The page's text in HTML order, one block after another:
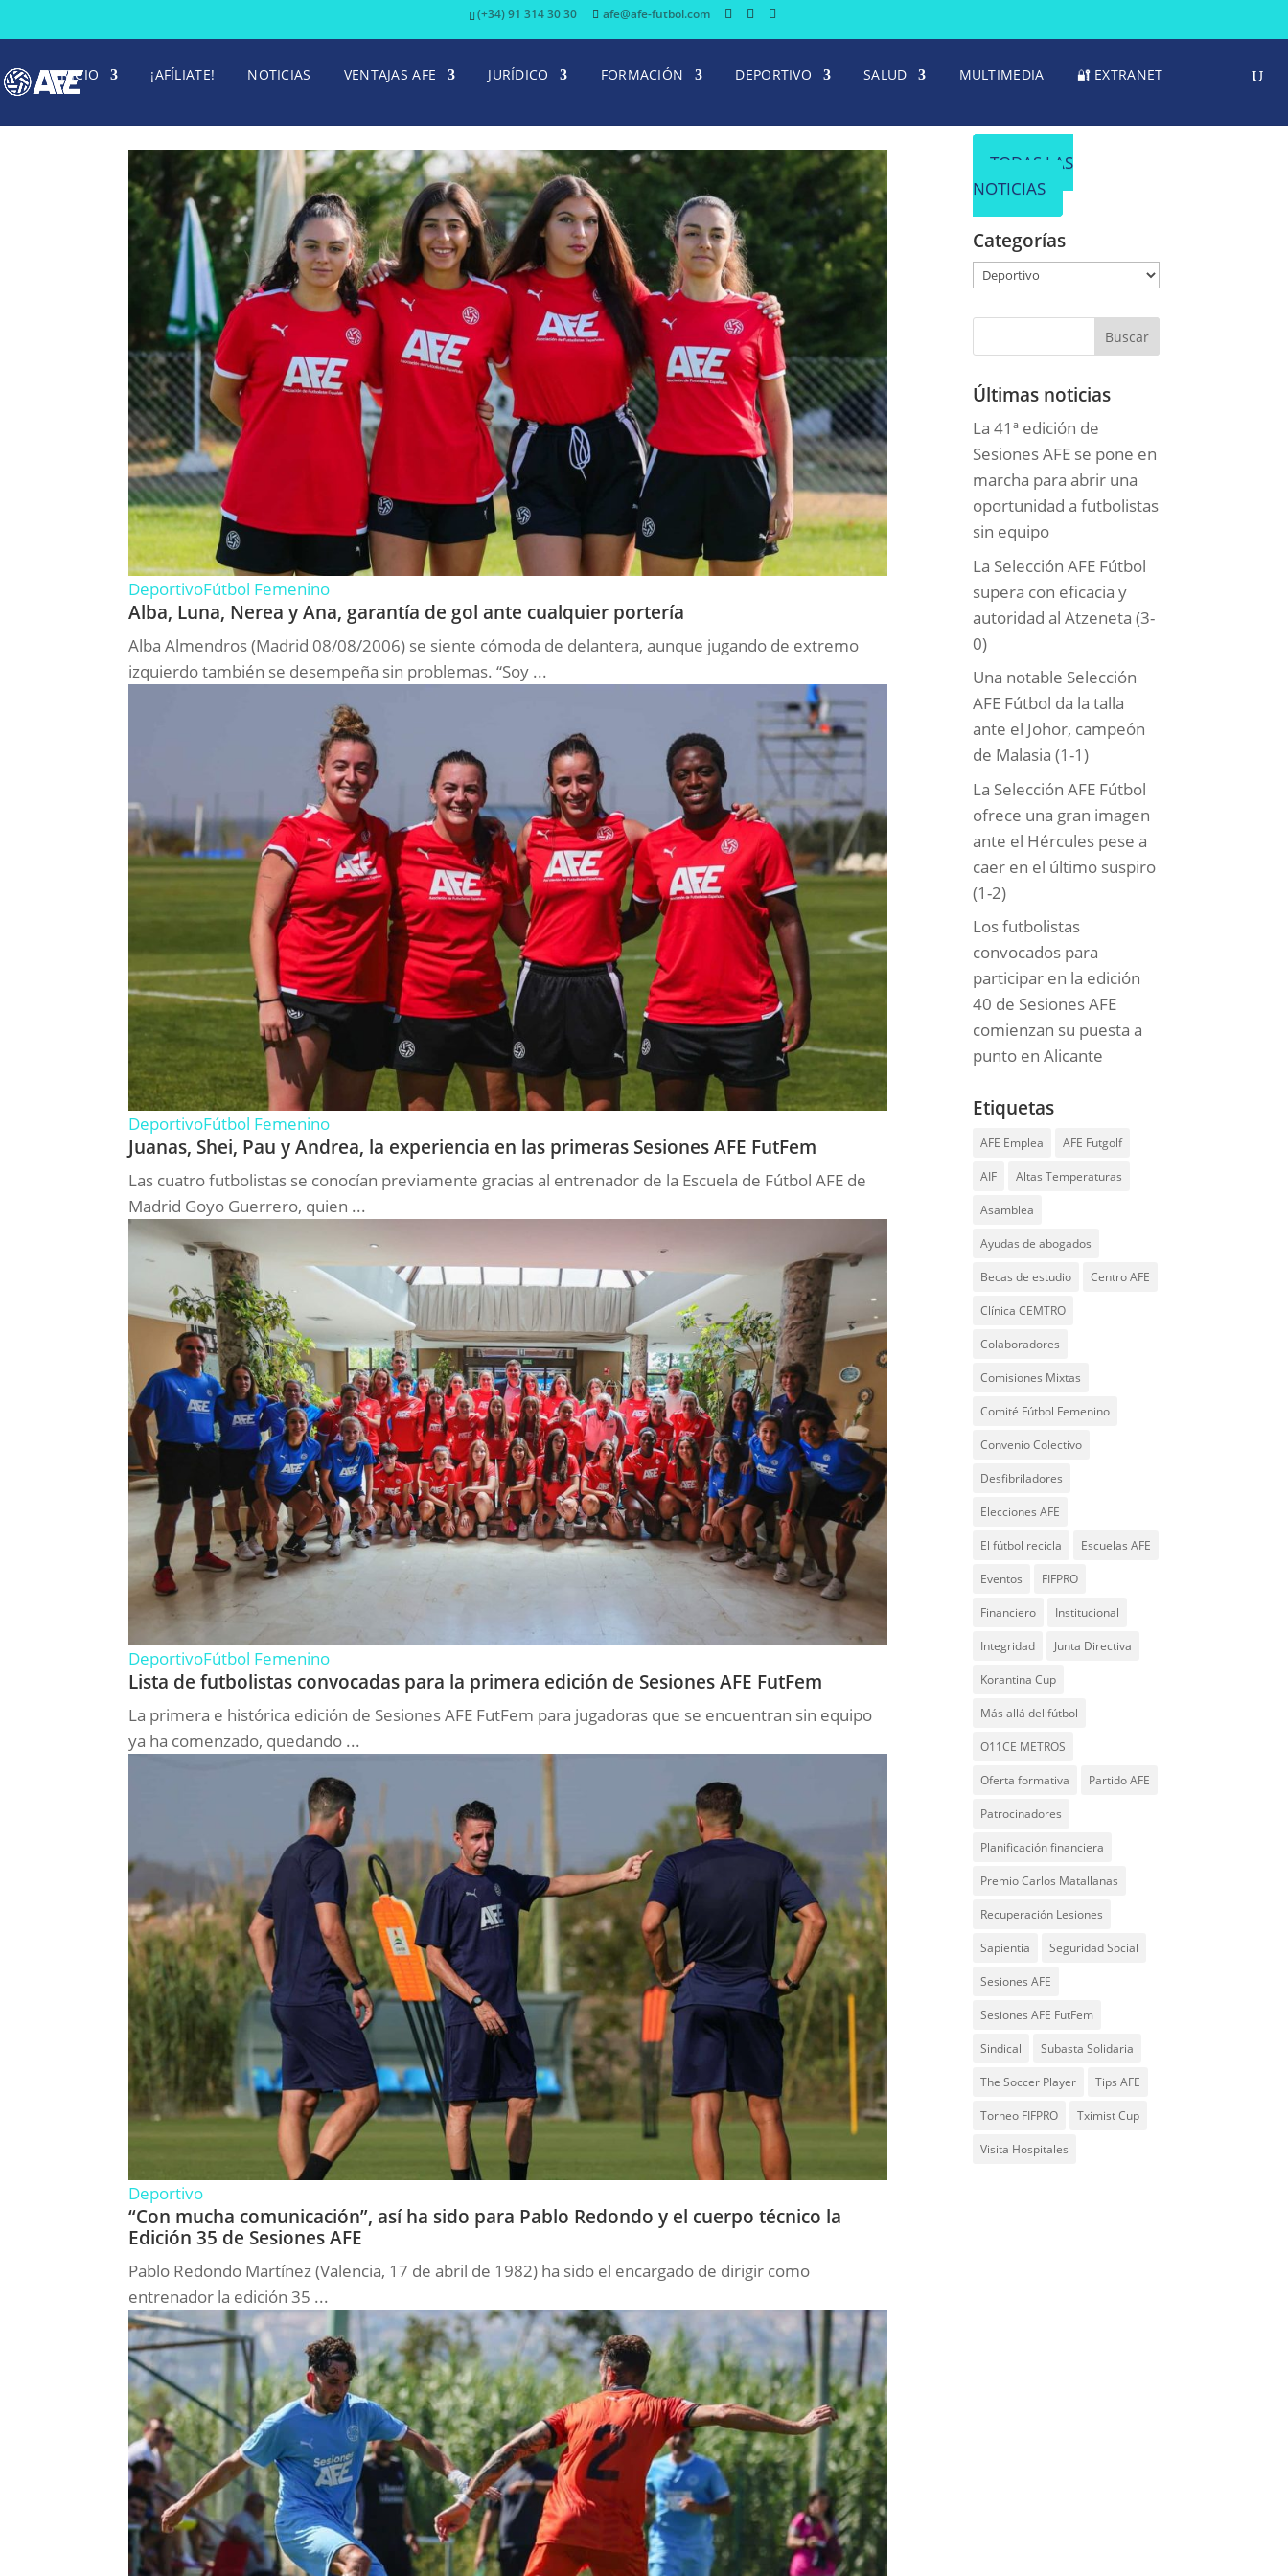
(+34) 91 314 30 30 afe@afe-futbol.com
INICIO ¡AFÍLIATE! NOTICIAS VENTAJAS AFE JURÍDICO FORMACIÓN DEPORTIVO SALUD MULTIMEDIA 🔐 EXTRANET
DeportivoFútbol Femenino
Alba, Luna, Nerea y Ana, garantía de gol ante cualquier portería
Alba Almendros (Madrid 08/08/2006) se siente cómoda de delantera, aunque jugando de extremo
izquierdo también se desempeña sin problemas. “Soy ...
DeportivoFútbol Femenino
Juanas, Shei, Pau y Andrea, la experiencia en las primeras Sesiones AFE FutFem
Las cuatro futbolistas se conocían previamente gracias al entrenador de la Escuela de Fútbol AFE de
Madrid Goyo Guerrero, quien ...
DeportivoFútbol Femenino
Lista de futbolistas convocadas para la primera edición de Sesiones AFE FutFem
La primera e histórica edición de Sesiones AFE FutFem para jugadoras que se encuentran sin equipo
ya ha comenzado, quedando ...
Deportivo
“Con mucha comunicación”, así ha sido para Pablo Redondo y el cuerpo técnico la
Edición 35 de Sesiones AFE
Pablo Redondo Martínez (Valencia, 17 de abril de 1982) ha sido el encargado de dirigir como
entrenador la edición 35 ...
TODAS LAS
NOTICIAS
Categorías
Categorías
Últimas noticias
La 41ª edición de
Sesiones AFE se pone en
marcha para abrir una
oportunidad a futbolistas
sin equipo
La Selección AFE Fútbol
supera con eficacia y
autoridad al Atzeneta (3-
0)
Una notable Selección
AFE Fútbol da la talla
ante el Johor, campeón
de Malasia (1-1)
La Selección AFE Fútbol
ofrece una gran imagen
ante el Hércules pese a
caer en el último suspiro
(1-2)
Los futbolistas
convocados para
participar en la edición
40 de Sesiones AFE
comienzan su puesta a
punto en Alicante
Etiquetas
AFE Emplea AFE Futgolf
AIF Altas Temperaturas
Asamblea
Ayudas de abogados
Becas de estudio Centro AFE
Clínica CEMTRO
Colaboradores
Comisiones Mixtas
Comité Fútbol Femenino
Convenio Colectivo
Desfibriladores
Elecciones AFE
El fútbol recicla Escuelas AFE
Eventos FIFPRO
Financiero Institucional
Integridad Junta Directiva
Korantina Cup
Más allá del fútbol
O11CE METROS
Oferta formativa Partido AFE
Patrocinadores
Planificación financiera
Premio Carlos Matallanas
Recuperación Lesiones
Sapientia Seguridad Social
Sesiones AFE
Sesiones AFE FutFem
Sindical Subasta Solidaria
The Soccer Player Tips AFE
Torneo FIFPRO Tximist Cup
Visita Hospitales